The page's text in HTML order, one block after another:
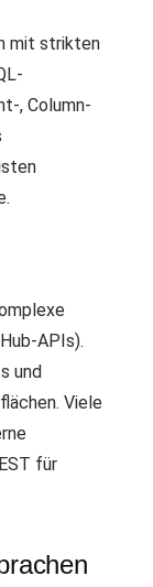
mit strikten
, Column-
APIs).
und
Viele
für